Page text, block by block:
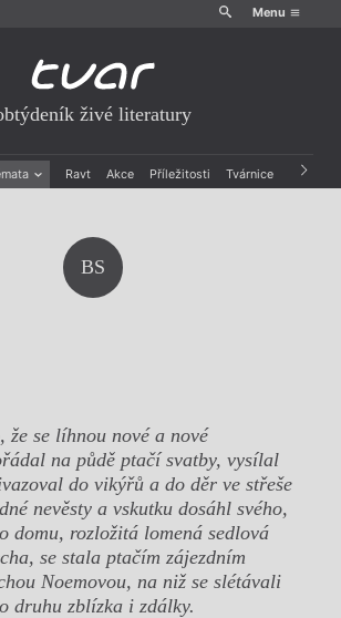
Menu
živé literatury
Ravt Akce Příležitosti Tvárnice Archiv
BS
že se líhnou nové a nové
na půdě ptačí svatby, vysílal
do vikýřů a do děr ve střeše
nevěsty a vskutku dosáhl svého,
domu, rozložitá lomená sedlová
se stala ptačím zájezdním
Noemovou, na niž se slétávali
druhu zblízka i zdálky.